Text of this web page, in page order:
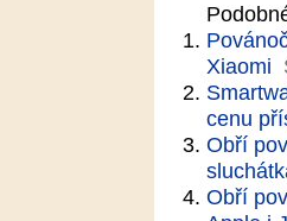
Xiaomi
cenu
Obří
Obří